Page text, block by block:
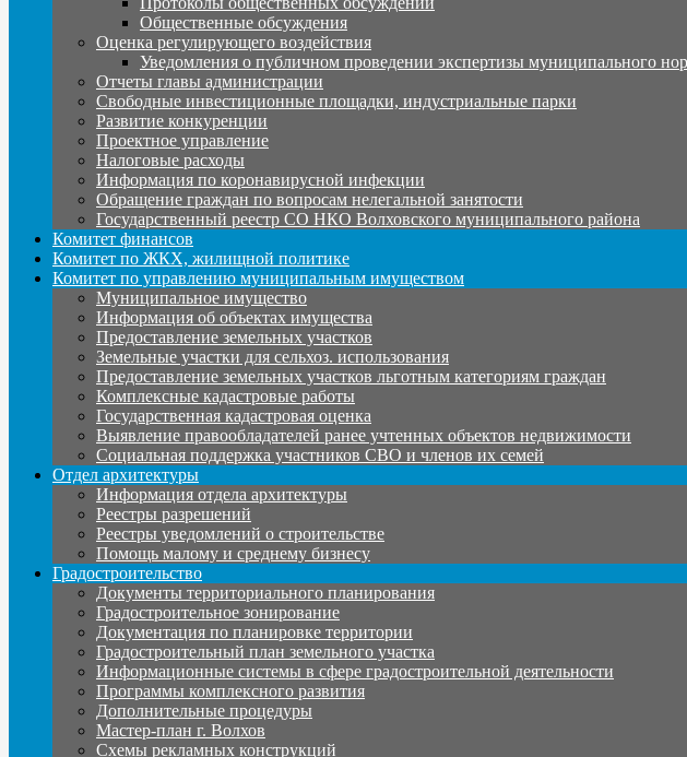
Общественные обсуждения
Оценка регулирующего воздействия
Уведомления о публичном проведении экспертизы муниципального
Отчеты главы администрации
Свободные инвестиционные площадки, индустриальные парки
Развитие конкуренции
Проектное управление
Налоговые расходы
Информация по коронавирусной инфекции
Обращение граждан по вопросам нелегальной занятости
Государственный реестр СО НКО Волховского муниципального района
Комитет финансов
Комитет по ЖКХ, жилищной политике
Комитет по управлению муниципальным имуществом
Муниципальное имущество
Информация об объектах имущества
Предоставление земельных участков
Земельные участки для сельхоз. использования
Предоставление земельных участков льготным категориям граждан
Комплексные кадастровые работы
Государственная кадастровая оценка
Выявление правообладателей ранее учтенных объектов недвижимости
Социальная поддержка участников СВО и членов их семей
Отдел архитектуры
Информация отдела архитектуры
Реестры разрешений
Реестры уведомлений о строительстве
Помощь малому и среднему бизнесу
Градостроительство
Документы территориального планирования
Градостроительное зонирование
Документация по планировке территории
Градостроительный план земельного участка
Информационные системы в сфере градостроительной деятельности
Программы комплексного развития
Дополнительные процедуры
Мастер-план г. Волхов
Схемы рекламных конструкций